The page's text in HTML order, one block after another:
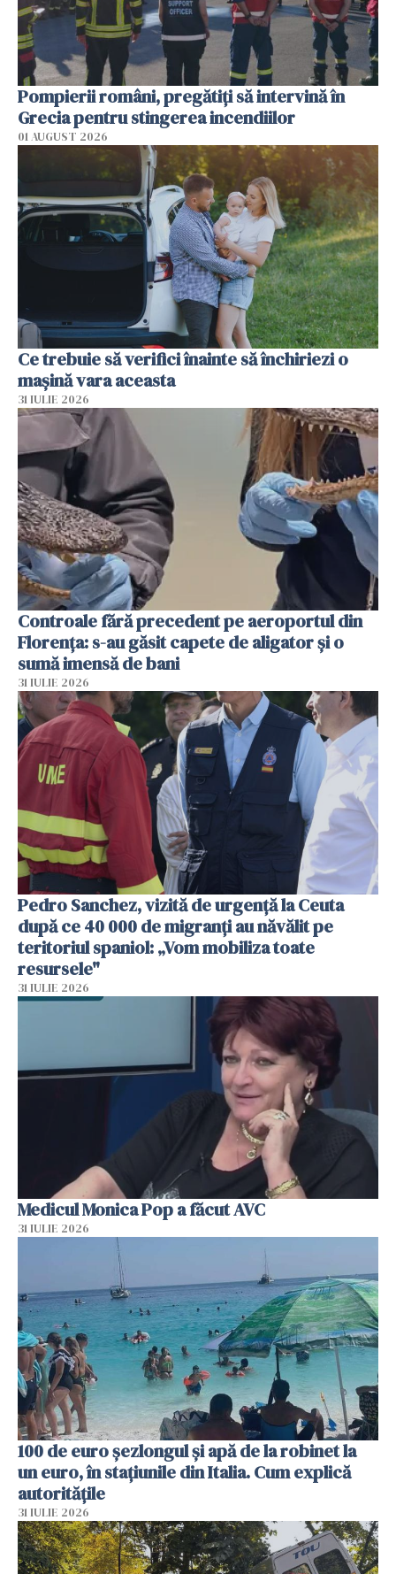
Pompierii români, pregătiţi să intervină în
Grecia pentru stingerea incendiilor
01 AUGUST 2026
Ce trebuie să verifici înainte să închiriezi o
mașină vara aceasta
31 IULIE 2026
Controale fără precedent pe aeroportul din
Florența: s-au găsit capete de aligator și o
sumă imensă de bani
31 IULIE 2026
Pedro Sanchez, vizită de urgență la Ceuta
după ce 40 000 de migranți au năvălit pe
teritoriul spaniol: „Vom mobiliza toate
resursele"
31 IULIE 2026
Medicul Monica Pop a făcut AVC
31 IULIE 2026
100 de euro șezlongul și apă de la robinet la
un euro, în stațiunile din Italia. Cum explică
autoritățile
31 IULIE 2026